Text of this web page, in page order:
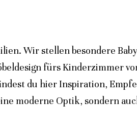
Wir stellen besondere
fürs Kinderzimmer
du hier Inspiration,
moderne Optik, sondern